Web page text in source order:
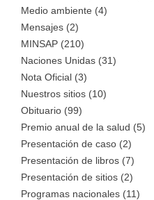
Medio ambiente (4)
Mensajes (2)
MINSAP (210)
Naciones Unidas (31)
Nota Oficial (3)
Nuestros sitios (10)
Obituario (99)
Premio anual de la salud (5)
Presentación de caso (2)
Presentación de libros (7)
Presentación de sitios (2)
Programas nacionales (11)